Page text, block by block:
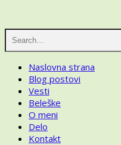
content
Naslovna strana
Blog postovi
Vesti
Beleške
O meni
Delo
Kontakt